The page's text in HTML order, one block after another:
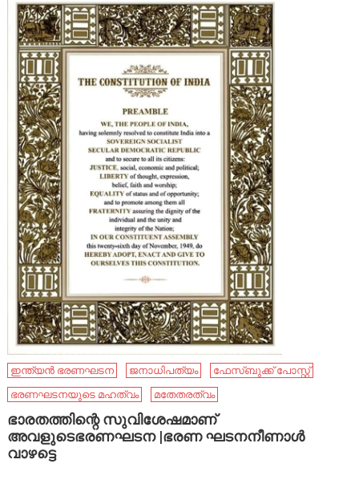
ഇന്ത്യൻ ഭരണഘടന ജനാധിപത്യം
ഫേ​സ്ബു​ക്ക് പോ​സ്റ്റ്
ഭരണഘടനയുടെ മഹത്വം
മതേതരത്വം
ഭാരതത്തിന്റെ സുവിശേഷമാണ്
അവളുടെഭരണഘടന |ഭരണ ഘടനനീണാൾ
വാഴട്ടെ